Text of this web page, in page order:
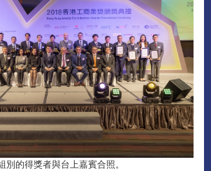
別的得獎者與台上嘉賓合照。